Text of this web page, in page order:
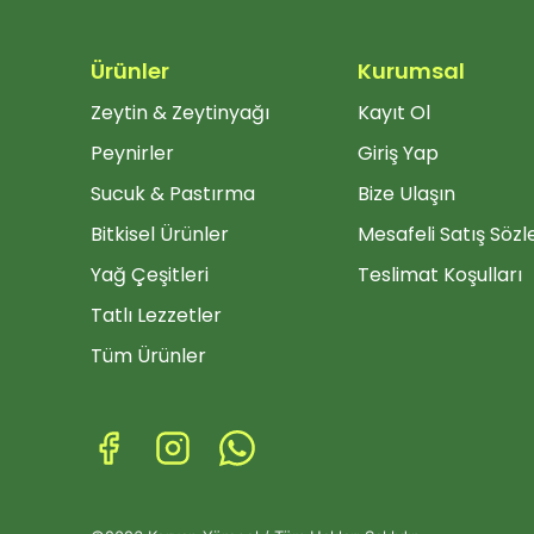
Ürünler
Zeytin & Zeytinyağı
Peynirler
Sucuk & Pastırma
Bitkisel Ürünler
Yağ Çeşitleri
Tatlı Lezzetler
Tüm Ürünler
Kurumsal
Kayıt Ol
Giriş Yap
Bize Ulaşın
Mesafeli Satış
Teslimat Koşulları